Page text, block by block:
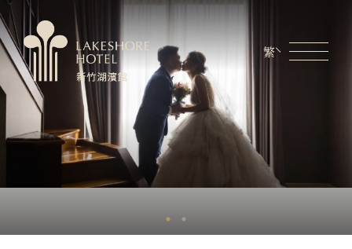
繁
會員專區 煙波生活線上購物 線上旅展券使用說明
關於煙波